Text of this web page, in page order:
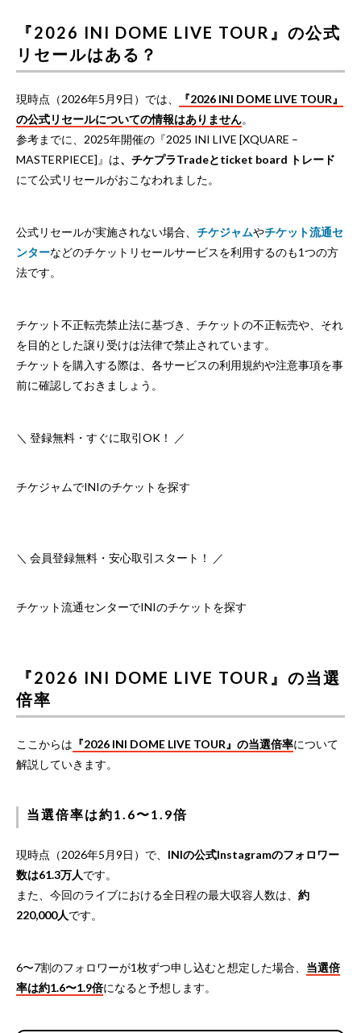
『2026 INI DOME LIVE TOUR』の公式
リセールはある？
現時点（2026年5月9日）では、
『2026 INI DOME LIVE TOUR』
の公式リセールについての情報はありません。
参考までに、2025年開催の『2025 INI LIVE [XQUARE –
MASTERPIECE]』は、チケプラTradeとticket board トレード
にて公式リセールがおこなわれました。
公式リセールが実施されない場合、 チケジャムやチケット流通セ
ンターなどのチケットリセールサービスを利用するのも1つの方
法です。
チケット不正転売禁止法に基づき、チケットの不正転売や、それ
を目的とした譲り受けは法律で禁止されています。
チケットを購入する際は、各サービスの利用規約や注意事項を事
前に確認しておきましょう。
＼ 登録無料・すぐに取引OK！ ／
チケジャムでINIのチケットを探す
＼ 会員登録無料・安心取引スタート！ ／
チケット流通センターでINIのチケットを探す
『2026 INI DOME LIVE TOUR』の当選
倍率
ここからは 『2026 INI DOME LIVE TOUR』の当選倍率について
解説していきます。
当選倍率は約1.6〜1.9倍
現時点（2026年5月9日）で、 INIの公式Instagramのフォロワー
数は61.3万人です。
また、今回のライブにおける全日程の最大収容人数は、 約
220,000人です。
6〜7割のフォロワーが1枚ずつ申し込むと想定した場合、 当選倍
率は約1.6〜1.9倍になると予想します。